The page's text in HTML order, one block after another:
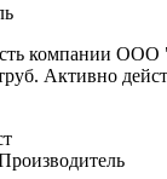
компании
Активно